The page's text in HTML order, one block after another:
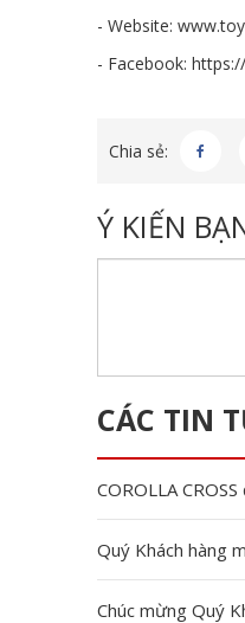
- Website:
- Facebook:
Chia sẻ:
Ý KIẾN
CÁC TIN
COROLLA
Quý Khách hàng
Chúc mừng Quý